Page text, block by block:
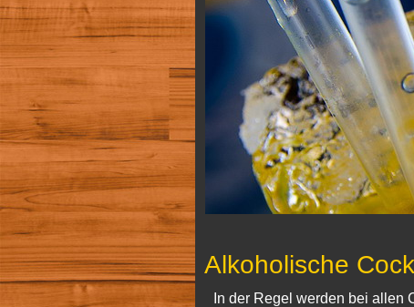
Alkoholische
In der Regel werden bei allen